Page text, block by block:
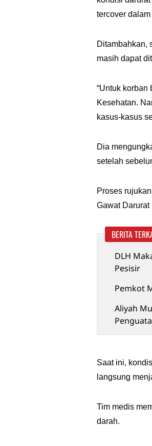
tercover
Ditambahkan,
masih dapat
“Untuk korban
Kesehatan.
kasus-kasus
Dia
setelah
Proses
Gawat Darurat
BERITA
DLH
Pesisir
Pemkot
Aliyah
Saat ini,
langsung
Tim medis
darah.